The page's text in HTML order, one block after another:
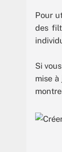
Pour
des
Si
mise